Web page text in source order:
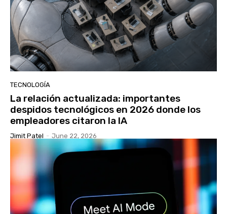
TECNOLOGÍA
La relación actualizada: importantes
despidos tecnológicos en 2026 donde los
empleadores citaron la IA
Jimit Patel - June 22, 2026